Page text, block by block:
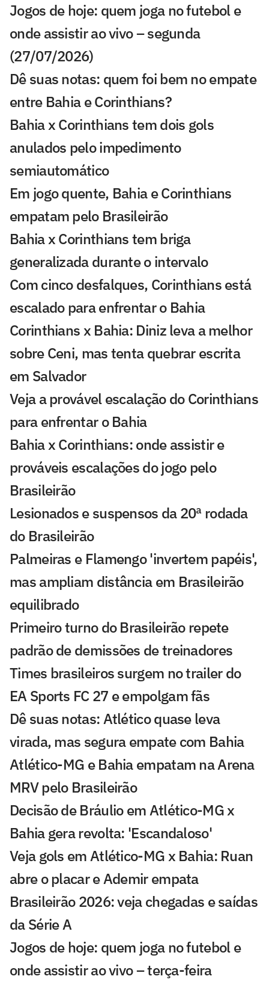
Jogos de hoje: quem joga no futebol e
onde assistir ao vivo – segunda
(27/07/2026)
Dê suas notas: quem foi bem no empate
entre Bahia e Corinthians?
Bahia x Corinthians tem dois gols
anulados pelo impedimento
semiautomático
Em jogo quente, Bahia e Corinthians
empatam pelo Brasileirão
Bahia x Corinthians tem briga
generalizada durante o intervalo
Com cinco desfalques, Corinthians está
escalado para enfrentar o Bahia
Corinthians x Bahia: Diniz leva a melhor
sobre Ceni, mas tenta quebrar escrita
em Salvador
Veja a provável escalação do Corinthians
para enfrentar o Bahia
Bahia x Corinthians: onde assistir e
prováveis escalações do jogo pelo
Brasileirão
Lesionados e suspensos da 20ª rodada
do Brasileirão
Palmeiras e Flamengo 'invertem papéis',
mas ampliam distância em Brasileirão
equilibrado
Primeiro turno do Brasileirão repete
padrão de demissões de treinadores
Times brasileiros surgem no trailer do
EA Sports FC 27 e empolgam fãs
Dê suas notas: Atlético quase leva
virada, mas segura empate com Bahia
Atlético-MG e Bahia empatam na Arena
MRV pelo Brasileirão
Decisão de Bráulio em Atlético-MG x
Bahia gera revolta: 'Escandaloso'
Veja gols em Atlético-MG x Bahia: Ruan
abre o placar e Ademir empata
Brasileirão 2026: veja chegadas e saídas
da Série A
Jogos de hoje: quem joga no futebol e
onde assistir ao vivo – terça-feira